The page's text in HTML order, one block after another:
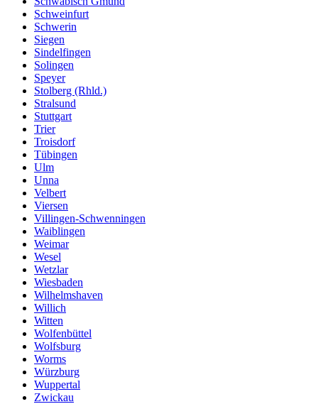
Schweinfurt
Schwerin
Siegen
Sindelfingen
Solingen
Speyer
Stolberg (Rhld.)
Stralsund
Stuttgart
Trier
Troisdorf
Tübingen
Ulm
Unna
Velbert
Viersen
Villingen-Schwenningen
Waiblingen
Weimar
Wesel
Wetzlar
Wiesbaden
Wilhelmshaven
Willich
Witten
Wolfenbüttel
Wolfsburg
Worms
Würzburg
Wuppertal
Zwickau